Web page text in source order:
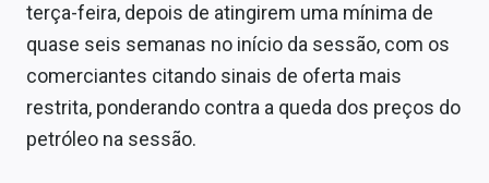
Finanças Pessoais
Mercados
Economia
terça-feira, depois de atingirem uma mínima de
quase seis semanas no início da sessão, com os
comerciantes citando sinais de oferta mais
restrita, ponderando contra a queda dos preços do
petróleo na sessão.